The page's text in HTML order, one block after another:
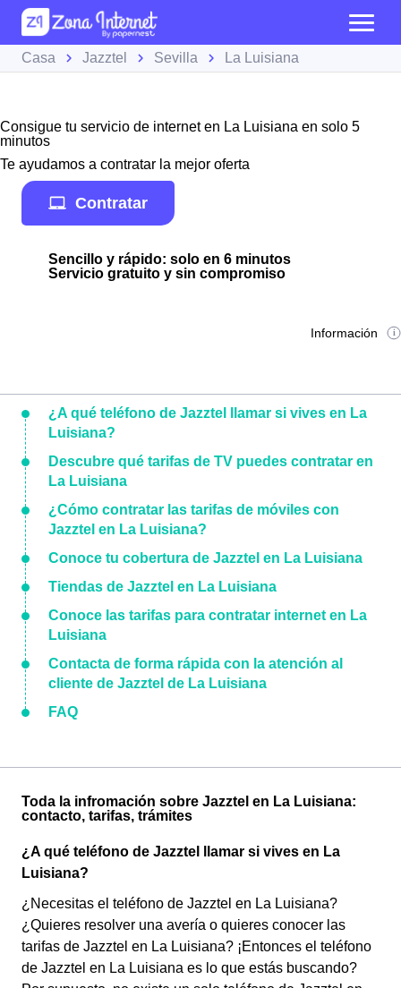
Casa Jazztel Sevilla La Luisiana
Consigue tu servicio de internet en La Luisiana en solo 5
minutos
Te ayudamos a contratar la mejor oferta
Contratar
Sencillo y rápido: solo en 6 minutos
Servicio gratuito y sin compromiso
Información
¿A qué teléfono de Jazztel llamar si vives en La
Luisiana?
Descubre qué tarifas de TV puedes contratar en
La Luisiana
¿Cómo contratar las tarifas de móviles con
Jazztel en La Luisiana?
Conoce tu cobertura de Jazztel en La Luisiana
Tiendas de Jazztel en La Luisiana
Conoce las tarifas para contratar internet en La
Luisiana
Contacta de forma rápida con la atención al
cliente de Jazztel de La Luisiana
FAQ
Toda la infromación sobre Jazztel en La Luisiana:
contacto, tarifas, trámites
¿A qué teléfono de Jazztel llamar si vives en La
Luisiana?
¿Necesitas el teléfono de Jazztel en La Luisiana?
¿Quieres resolver una avería o quieres conocer las
tarifas de Jazztel en La Luisiana? ¡Entonces el teléfono
de Jazztel en La Luisiana es lo que estás buscando?